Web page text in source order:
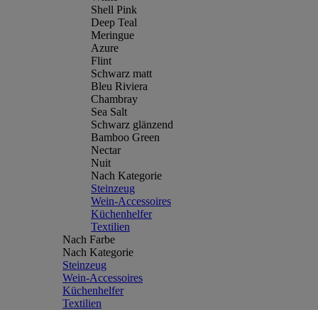
Shell Pink
Deep Teal
Meringue
Azure
Flint
Schwarz matt
Bleu Riviera
Chambray
Sea Salt
Schwarz glänzend
Bamboo Green
Nectar
Nuit
Nach Kategorie
Steinzeug
Wein-Accessoires
Küchenhelfer
Textilien
Nach Farbe
Nach Kategorie
Steinzeug
Wein-Accessoires
Küchenhelfer
Textilien